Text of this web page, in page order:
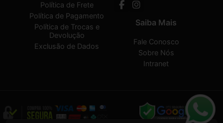
Política de Frete
Política de Pagamento
Política de Trocas e
Devolução
Exclusão de Dados
Saiba Mais
Fale Conosco
Sobre Nós
Intranet